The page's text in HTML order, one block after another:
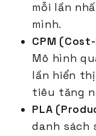
mỗi lần
mình.
CPM
Mô hình
lần hiển
tiêu tăng
PLA
danh sách